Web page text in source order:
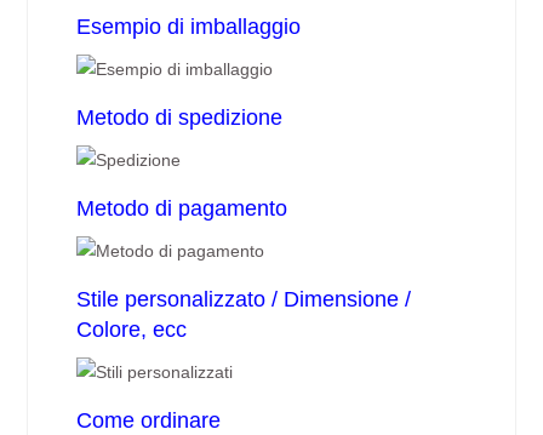
Esempio di imballaggio
Metodo di spedizione
Metodo di pagamento
Stile personalizzato / Dimensione /
Colore, ecc
Come ordinare